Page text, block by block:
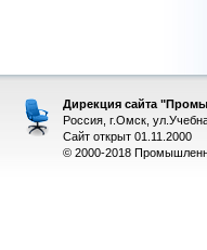
Дирекция сайта
Россия, г.Омск,
Сайт открыт 01.11.2000
© 2000-2018